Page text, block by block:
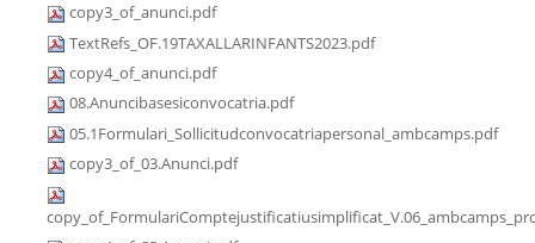
copy3_of_anunci.pdf
TextRefs_OF.19TAXALLARINFANTS2023.pdf
copy4_of_anunci.pdf
08.Anuncibasesiconvocatria.pdf
05.1Formulari_Sollicitudconvocatriapersonal_ambcamps.pdf
copy3_of_03.Anunci.pdf